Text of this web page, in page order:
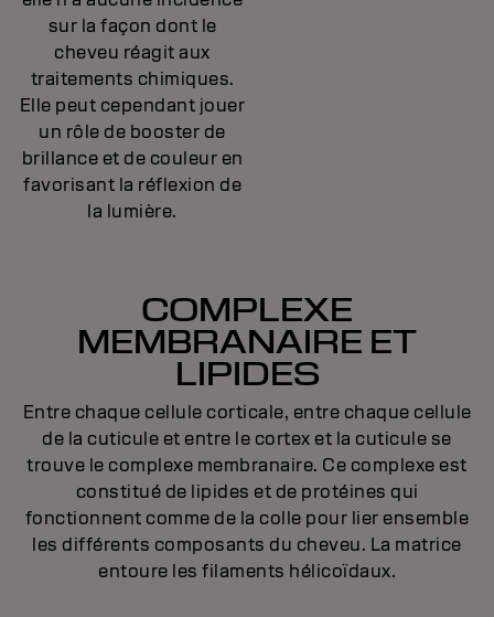
sur la façon dont le
cheveu réagit aux
traitements chimiques.
Elle peut cependant jouer
un rôle de booster de
brillance et de couleur en
favorisant la réflexion de
la lumière.
COMPLEXE
MEMBRANAIRE ET
LIPIDES
Entre chaque cellule corticale, entre chaque cellule
de la cuticule et entre le cortex et la cuticule se
trouve le complexe membranaire. Ce complexe est
constitué de lipides et de protéines qui
fonctionnent comme de la colle pour lier ensemble
les différents composants du cheveu. La matrice
entoure les filaments hélicoïdaux.